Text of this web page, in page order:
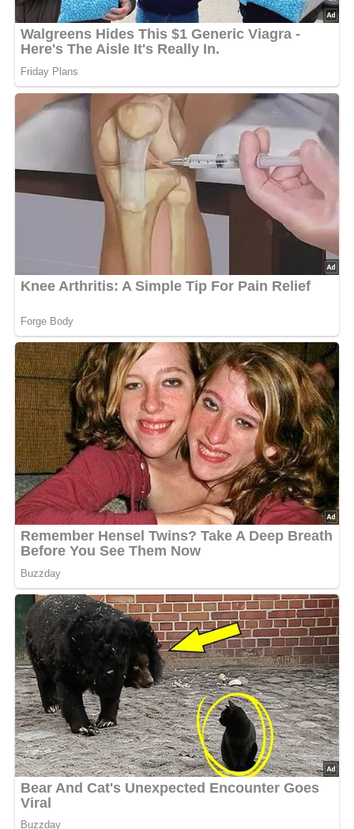
Minuten backen und mit Senf servieren.
Nach: Bigos, Pizza, Spaghetti, Verlag für die Frau, Leipzig, DDR, 1988
Abonniere jetzt unseren Newsletter!
Kein Spam, kein Bullshit, keine Weitergabe deiner Mailadresse an Dritte!
Jetzt Sterne vergeben – Rezept
bewerten
5/5(6 Bewertung)